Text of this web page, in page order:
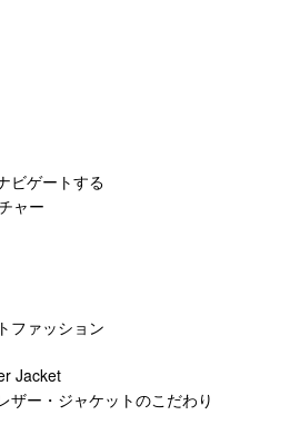
ビゲートする
ャー
ファッション
Jacket
ザー・ジャケットのこだわり